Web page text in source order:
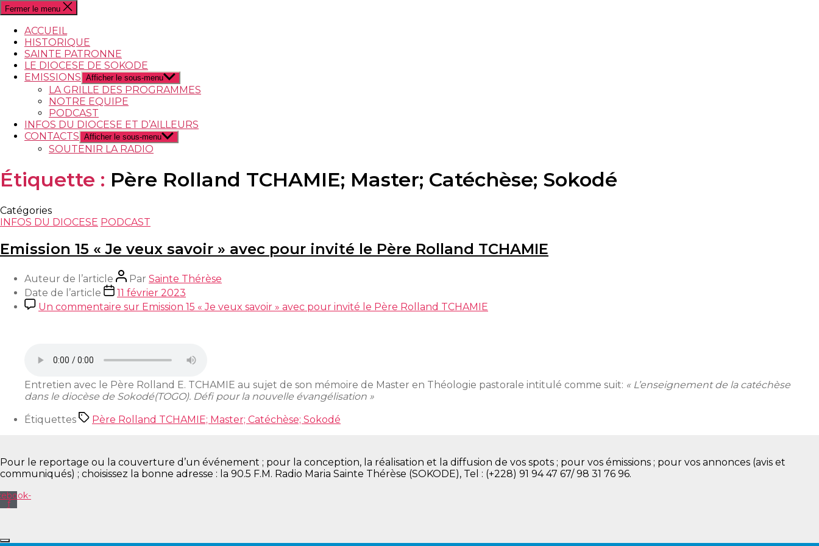
Fermer le menu
ACCUEIL
HISTORIQUE
SAINTE PATRONNE
LE DIOCESE DE SOKODE
EMISSIONS Afficher le sous-menu
LA GRILLE DES PROGRAMMES
NOTRE EQUIPE
PODCAST
INFOS DU DIOCESE ET D’AILLEURS
CONTACTS Afficher le sous-menu
SOUTENIR LA RADIO
Étiquette : Père Rolland TCHAMIE; Master; Catéchèse; Sokodé
Catégories
INFOS DU DIOCESE PODCAST
Emission 15 « Je veux savoir » avec pour invité le Père Rolland TCHAMIE
Auteur de l’article Par Sainte Thérèse
Date de l’article
11 février 2023
Un commentaire sur Emission 15 « Je veux savoir » avec pour invité le Père Rolland TCHAMIE
Entretien avec le Père Rolland E. TCHAMIE au sujet de son mémoire de Master en Théologie pastorale intitulé comme suit: « L’enseignement de la catéchèse
dans le diocèse de Sokodé(TOGO). Défi pour la nouvelle évangélisation »
Étiquettes
Père Rolland TCHAMIE; Master; Catéchèse; Sokodé
Pour le reportage ou la couverture d’un événement ; pour la conception, la réalisation et la diffusion de vos spots ; pour vos émissions ; pour vos annonces (avis et
communiqués) ; choisissez la bonne adresse : la 90.5 F.M. Radio Maria Sainte Thérèse (SOKODE), Tel : (+228) 91 94 47 67/ 98 31 76 96.
f